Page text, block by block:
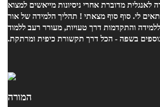
לאנגלית מדוברת אחרי ניסיונות מייאשים למצוא
את המורה המתאים לי. סוף סוף מצאתי ! תהליך הלמידה של אור
והתקדמות דרך טעויות, מעורר רעב ללמוד
בשפה - הכל דרך תקשורת כיפית ומרתקת.
המורה